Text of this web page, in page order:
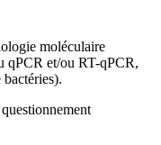
moléculaire
qPCR et/ou RT-qPCR,